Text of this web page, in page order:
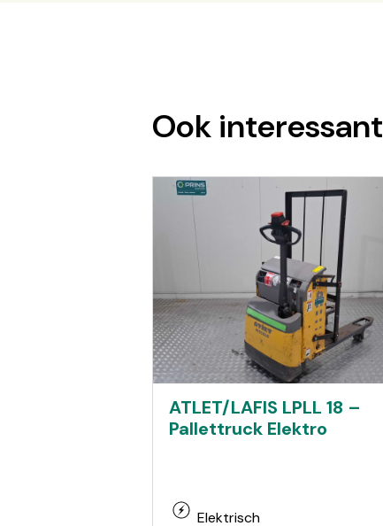
Ook interessant
ATLET/LAFIS LPLL 18 –
Pallettruck Elektro
Elektrisch